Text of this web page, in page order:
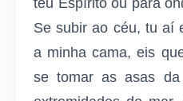
Se subir ao céu, tu aí
a minha cama, eis
se tomar as asas